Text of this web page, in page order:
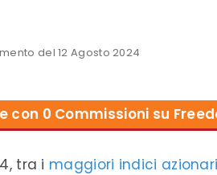
del 12 Agosto 2024
con 0 Commissioni su
tra i maggiori indici